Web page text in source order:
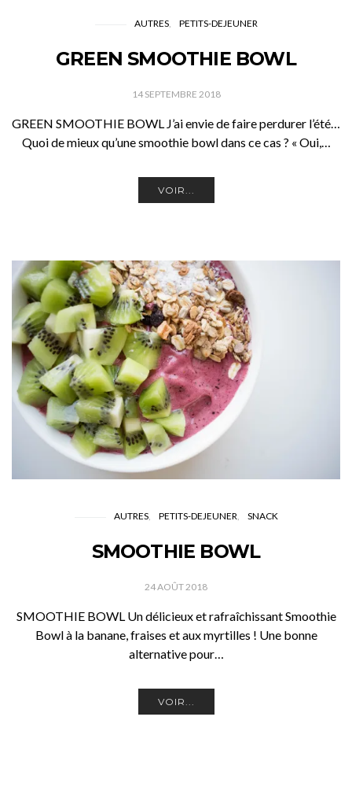
AUTRES PETITS-DEJEUNER
GREEN SMOOTHIE BOWL
14 SEPTEMBRE 2018
GREEN SMOOTHIE BOWL J’ai envie de faire perdurer l’été…
Quoi de mieux qu’une smoothie bowl dans ce cas ? « Oui,…
VOIR...
AUTRES PETITS-DEJEUNER SNACK
SMOOTHIE BOWL
24 AOÛT 2018
SMOOTHIE BOWL Un délicieux et rafraîchissant Smoothie
Bowl à la banane, fraises et aux myrtilles ! Une bonne
alternative pour…
VOIR...